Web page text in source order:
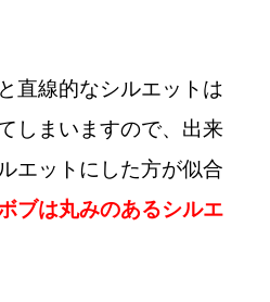
直線的なシルエットは
しまいますので、出来
エットにした方が似合
ブは丸みのあるシルエ